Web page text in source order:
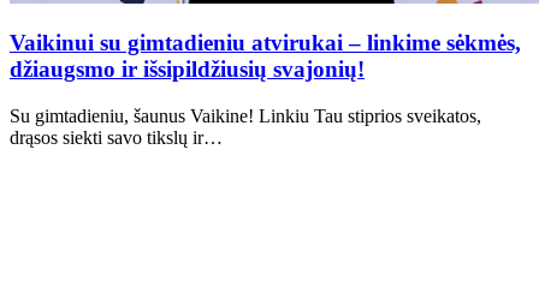
Vaikinui su gimtadieniu atvirukai – linkime sėkmės,
džiaugsmo ir išsipildžiusių svajonių!
Su gimtadieniu, šaunus Vaikine! Linkiu Tau stiprios sveikatos,
drąsos siekti savo tikslų ir…